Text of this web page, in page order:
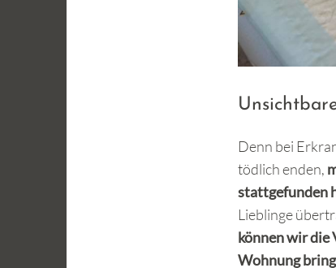
Denn bei
tödlich enden,
stattgefunden
Lieblinge
können wir die
Wohnung